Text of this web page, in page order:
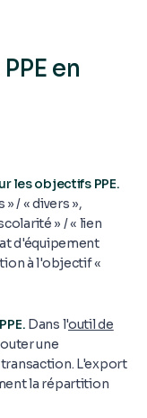
en
les objectifs PPE.
/ « divers »,
» / « lien
d'équipement
à l'objectif «
Dans l'outil de
une
L'export
la répartition